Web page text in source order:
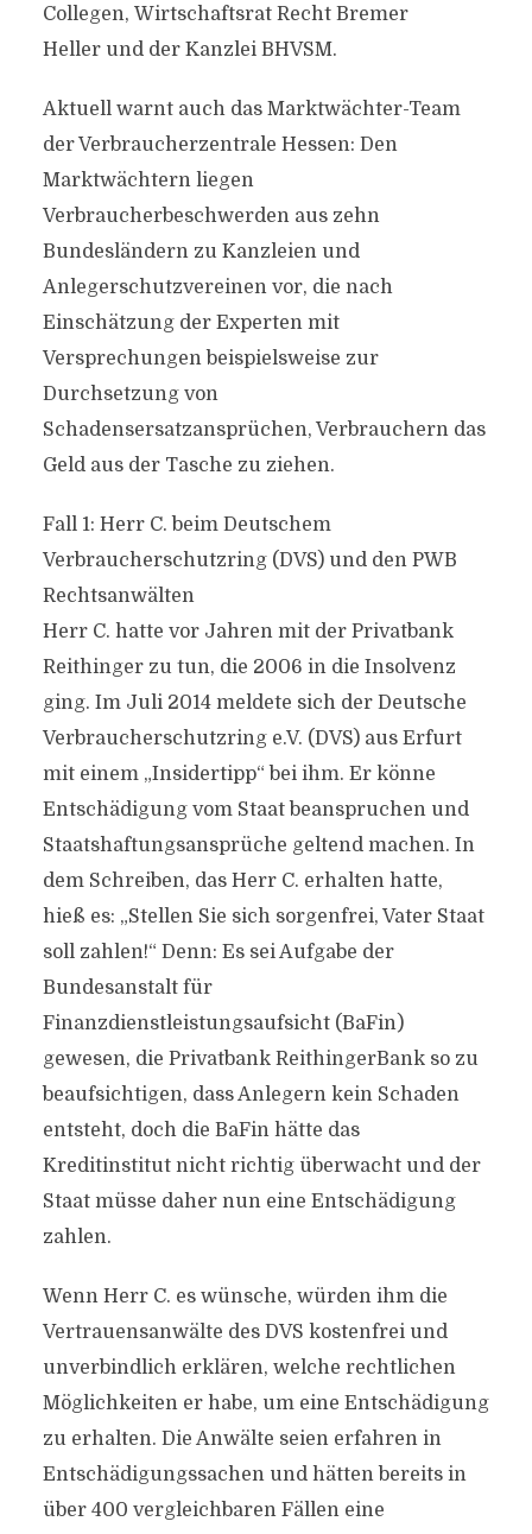
Collegen, Wirtschaftsrat Recht Bremer
Heller und der Kanzlei BHVSM.
Aktuell warnt auch das Marktwächter-Team
der Verbraucherzentrale Hessen: Den
Marktwächtern liegen
Verbraucherbeschwerden aus zehn
Bundesländern zu Kanzleien und
Anlegerschutzvereinen vor, die nach
Einschätzung der Experten mit
Versprechungen beispielsweise zur
Durchsetzung von
Schadensersatzansprüchen, Verbrauchern das
Geld aus der Tasche zu ziehen.
Fall 1: Herr C. beim Deutschem
Verbraucherschutzring (DVS) und den PWB
Rechtsanwälten
Herr C. hatte vor Jahren mit der Privatbank
Reithinger zu tun, die 2006 in die Insolvenz
ging. Im Juli 2014 meldete sich der Deutsche
Verbraucherschutzring e.V. (DVS) aus Erfurt
mit einem „Insidertipp“ bei ihm. Er könne
Entschädigung vom Staat beanspruchen und
Staatshaftungsansprüche geltend machen. In
dem Schreiben, das Herr C. erhalten hatte,
hieß es: „Stellen Sie sich sorgenfrei, Vater Staat
soll zahlen!“ Denn: Es sei Aufgabe der
Bundesanstalt für
Finanzdienstleistungsaufsicht (BaFin)
gewesen, die Privatbank ReithingerBank so zu
beaufsichtigen, dass Anlegern kein Schaden
entsteht, doch die BaFin hätte das
Kreditinstitut nicht richtig überwacht und der
Staat müsse daher nun eine Entschädigung
zahlen.
Wenn Herr C. es wünsche, würden ihm die
Vertrauensanwälte des DVS kostenfrei und
unverbindlich erklären, welche rechtlichen
Möglichkeiten er habe, um eine Entschädigung
zu erhalten. Die Anwälte seien erfahren in
Entschädigungssachen und hätten bereits in
über 400 vergleichbaren Fällen eine